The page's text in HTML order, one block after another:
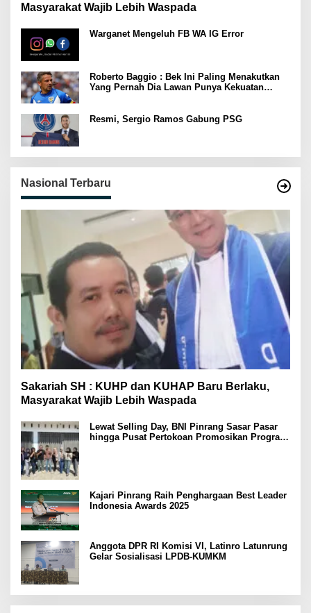
Masyarakat Wajib Lebih Waspada
Warganet Mengeluh FB WA IG Error
Roberto Baggio : Bek Ini Paling Menakutkan
Yang Pernah Dia Lawan Punya Kekuatan
Resmi, Sergio Ramos Gabung PSG
Nasional Terbaru
Sakariah SH : KUHP dan KUHAP Baru Berlaku,
Masyarakat Wajib Lebih Waspada
Lewat Selling Day, BNI Pinrang Sasar Pasar
hingga Pusat Pertokoan Promosikan Program
Kajari Pinrang Raih Penghargaan Best Leader
Indonesia Awards 2025
Anggota DPR RI Komisi VI, Latinro Latunrung
Gelar Sosialisasi LPDB-KUMKM